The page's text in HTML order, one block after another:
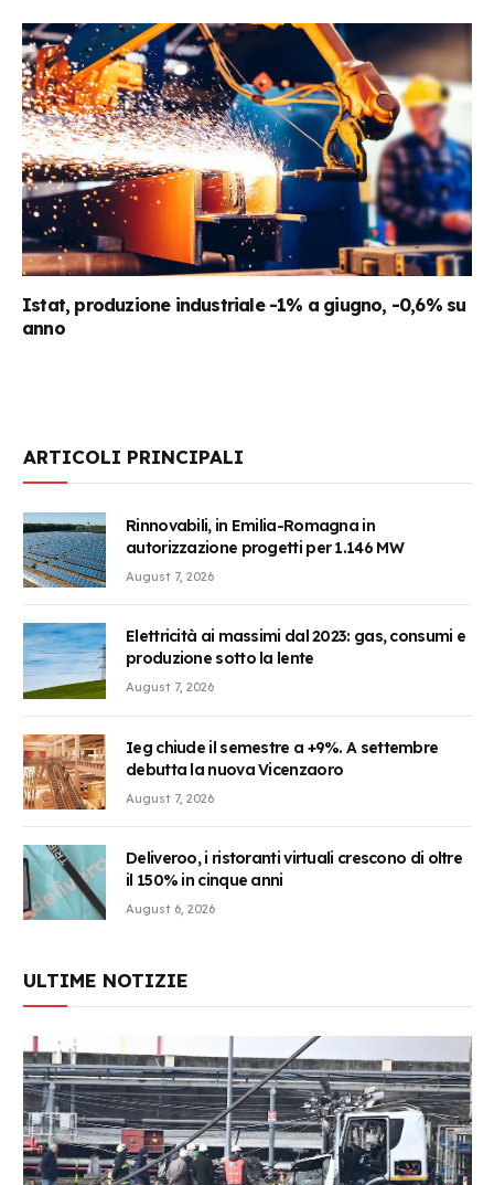
Istat, produzione industriale -1% a giugno, -0,6% su
anno
ARTICOLI PRINCIPALI
Rinnovabili, in Emilia-Romagna in
autorizzazione progetti per 1.146 MW
August 7, 2026
Elettricità ai massimi dal 2023: gas, consumi e
produzione sotto la lente
August 7, 2026
Ieg chiude il semestre a +9%. A settembre
debutta la nuova Vicenzaoro
August 7, 2026
Deliveroo, i ristoranti virtuali crescono di oltre
il 150% in cinque anni
August 6, 2026
ULTIME NOTIZIE